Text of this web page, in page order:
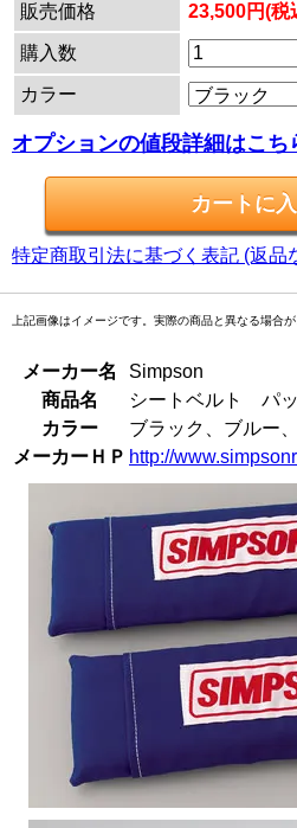
販売価格
23,500円(税
購入数
カラー
オプションの値段詳細はこち
特定商取引法に基づく表記 (返品
上記画像はイメージです。実際の商品と異なる場合が
メーカー名
Simpson
商品名
シートベルト パ
カラー
ブラック、ブルー
メーカーＨＰ http://